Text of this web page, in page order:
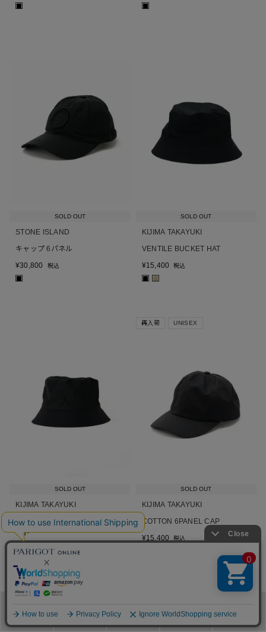
ブランド 閲覧履歴
■ ■
SOLD OUT
STONE ISLAND
キャップ 6パネル
¥30,800 税込
■
SOLD OUT
KIJIMA TAKAYUKI
VENTILE BUCKET HAT
¥15,400 税込
■ ■
SOLD OUT
KIJIMA TAKAYUKI
ベンタイルコットン バケットハ
ット
¥15,400 税込
SOLD OUT
再入荷 UNISEX
KIJIMA TAKAYUKI
COTTON 6PANEL CAP
¥15,400 税込